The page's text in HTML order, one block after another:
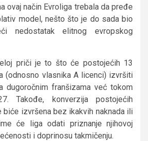
ovaj način Evroliga trebala da pređe
model, nešto što je do sada bio
nedostatak elitnog evropskog
priči je to što će postojećih 13
(odnosno vlasnika A licenci) izvršiti
dugoročnim franšizama već tokom
Takođe, konverzija postojećih
biće izvršena bez ikakvih naknada ili
će liga odati priznanje njihovoj
i doprinosu takmičenju.